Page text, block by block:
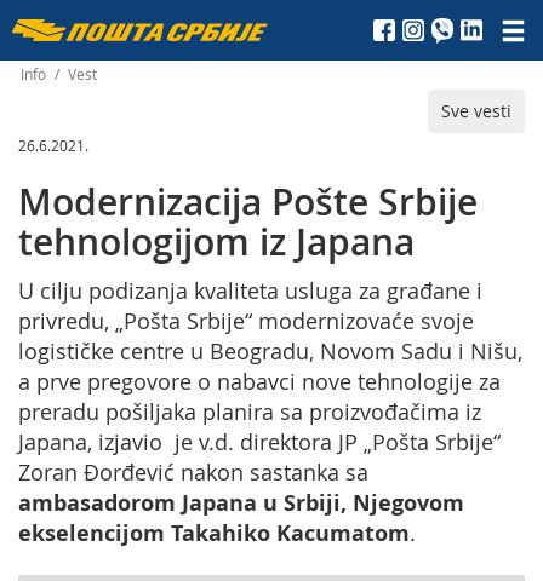
Пошта
Србије
д.о.о.
Info / Vest
Sve vesti
26.6.2021.
Modernizacija Pošte Srbije
tehnologijom iz Japana
U cilju podizanja kvaliteta usluga za građane i
privredu, „Pošta Srbije“ modernizovaće svoje
logističke centre u Beogradu, Novom Sadu i Nišu,
a prve pregovore o nabavci nove tehnologije za
preradu pošiljaka planira sa proizvođačima iz
Japana, izjavio je v.d. direktora JP „Pošta Srbije“
Zoran Đorđević nakon sastanka sa
ambasadorom Japana u Srbiji, Njegovom
ekselencijom Takahiko Kacumatom.